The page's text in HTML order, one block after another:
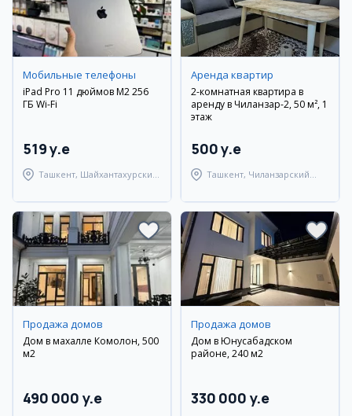
Мобильные телефоны
iPad Pro 11 дюймов M2 256
ГБ Wi-Fi
519 y.e
Ташкент, Шайхантахурский
Аренда квартир
2-комнатная квартира в
аренду в Чиланзар-2, 50 м², 1
этаж
500 y.e
Ташкент, Чиланзарский
Продажа домов
Дом в махалле Комолон, 500
м2
490 000 y.e
Продажа домов
Дом в Юнусабадском
районе, 240 м2
330 000 y.e